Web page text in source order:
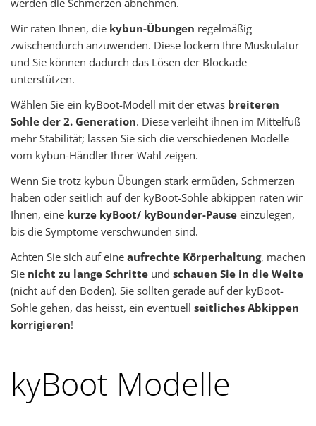
werden die Schmerzen abnehmen.
Wir raten Ihnen, die kybun-Übungen regelmäßig
zwischendurch anzuwenden. Diese lockern Ihre Muskulatur
und Sie können dadurch das Lösen der Blockade
unterstützen.
Wählen Sie ein kyBoot-Modell mit der etwas breiteren
Sohle der 2. Generation. Diese verleiht ihnen im Mittelfuß
mehr Stabilität; lassen Sie sich die verschiedenen Modelle
vom kybun-Händler Ihrer Wahl zeigen.
Wenn Sie trotz kybun Übungen stark ermüden, Schmerzen
haben oder seitlich auf der kyBoot-Sohle abkippen raten wir
Ihnen, eine kurze kyBoot/ kyBounder-Pause einzulegen,
bis die Symptome verschwunden sind.
Achten Sie sich auf eine aufrechte Körperhaltung, machen
Sie nicht zu lange Schritte und schauen Sie in die Weite
(nicht auf den Boden). Sie sollten gerade auf der kyBoot-
Sohle gehen, das heisst, ein eventuell seitliches Abkippen
korrigieren!
kyBoot Modelle